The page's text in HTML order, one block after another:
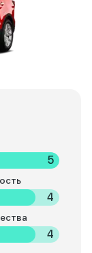
5
4
4